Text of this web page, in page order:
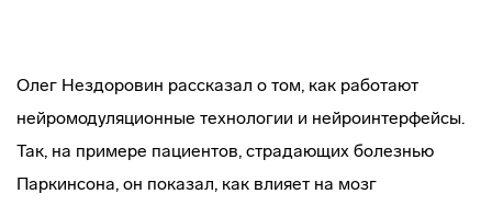
Олег Нездоровин рассказал о том, как работают
нейромодуляционные технологии и нейроинтерфейсы.
Так, на примере пациентов, страдающих болезнью
Паркинсона, он показал, как влияет на мозг